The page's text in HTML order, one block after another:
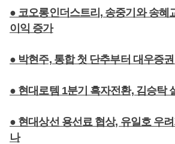
● 코오롱인더스트리, 송중기와 송혜
이익 증가
● 박현주, 통합 첫 단추부터 대우증
● 현대로템 1분기 흑자전환, 김승탁
● 현대상선 용선료 협상, 유일호 우
나